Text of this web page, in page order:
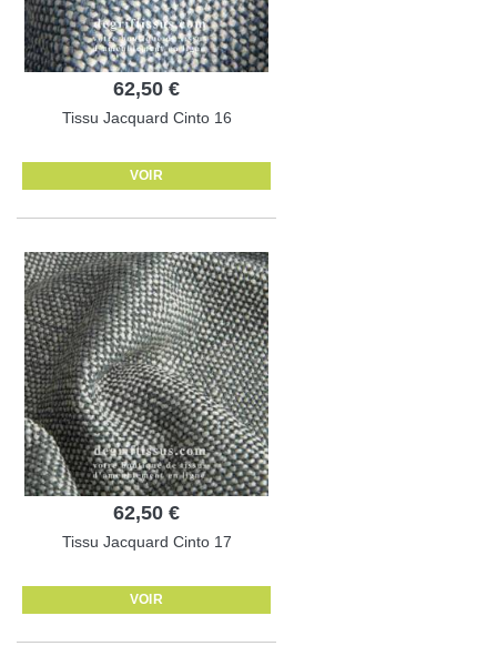
62,50 €
Tissu Jacquard Cinto 16
VOIR
62,50 €
Tissu Jacquard Cinto 17
VOIR